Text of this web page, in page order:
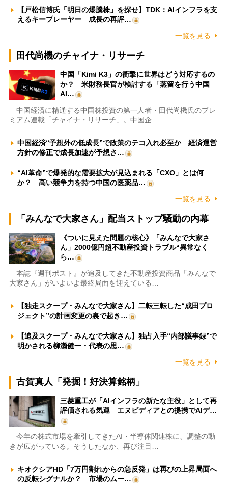
【戸松信博氏「明日の爆騰株」を探せ】TDK：AIインフラを支
えるキープレーヤー 成長の再評…
一覧を見る
田代尚機のチャイナ・リサーチ
中国「Kimi K3」の衝撃に世界はどう対応するの
か？ 米財務長官が検討する「蒸留を行う中国
AI…
中国経済に精通する中国株投資の第一人者・田代尚機氏のプレ
ミアム連載「チャイナ・リサーチ」。中国企…
中国経済“予想外の低成長”で政策のテコ入れ必至か 経済運営
方針の修正で成長加速が予想さ…
“AI革命”で爆発的な需要拡大が見込まれる「CXO」とは何
か？ 高い競争力を持つ中国の医薬品…
一覧を見る
「みんなで大家さん」配当ストップ騒動の内幕
《ついに見えた問題の核心》「みんなで大家さ
ん」2000億円超不動産投資トラブル“異常なく
ら…
本誌『週刊ポスト』が追及してきた不動産投資商品「みんなで
大家さん」がいよいよ最終局面を迎えている…
【独走スクープ・みんなで大家さん】二転三転した“成田プロ
ジェクト”の計画変更の裏で起き…
【追及スクープ・みんなで大家さん】独占入手“内部議事録”で
明かされる柳瀬健一・代表の思…
一覧を見る
古賀真人「発掘！好決算銘柄」
三菱重工が「AIインフラの新たな主役」として再
評価される気運 エヌビディアとの提携でAIデ…
今年の株式市場を牽引してきたAI・半導体関連株に、調整の動
きが広がっている。そうしたなか、再び注目…
キオクシアHD「7万円割れからの急反発」は再びの上昇局面へ
の反転シグナルか？ 市場のムー…